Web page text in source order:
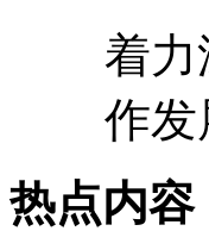
着力
作发
热点内容